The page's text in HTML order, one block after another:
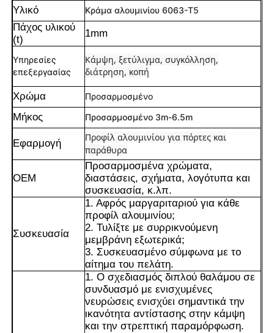
Σχετικά με εμάς
Υλικό
Κράμα αλουμινίου 6063-T5
Πάχος υλικού
(t)
1mm
Υπηρεσίες
επεξεργασίας
Κάμψη, ξετύλιγμα, συγκόλληση,
διάτρηση, κοπή
Χρώμα Προσαρμοσμένο
Μήκος Προσαρμοσμένο 3m-6.5m
Εφαρμογή
Προφίλ αλουμινίου για πόρτες και
παράθυρα
OEM
Προσαρμοσμένα χρώματα,
διαστάσεις, σχήματα, λογότυπα και
συσκευασία, κ.λπ.
Συσκευασία
1. Αφρός μαργαριταριού για κάθε
προφίλ αλουμινίου;
2. Τυλίξτε με συρρικνούμενη
μεμβράνη εξωτερικά;
3. Συσκευασμένο σύμφωνα με το
αίτημα του πελάτη.
1. Ο σχεδιασμός διπλού θαλάμου σε
συνδυασμό με ενισχυμένες
νευρώσεις ενισχύει σημαντικά την
ικανότητα αντίστασης στην κάμψη
και την στρεπτική παραμόρφωση.